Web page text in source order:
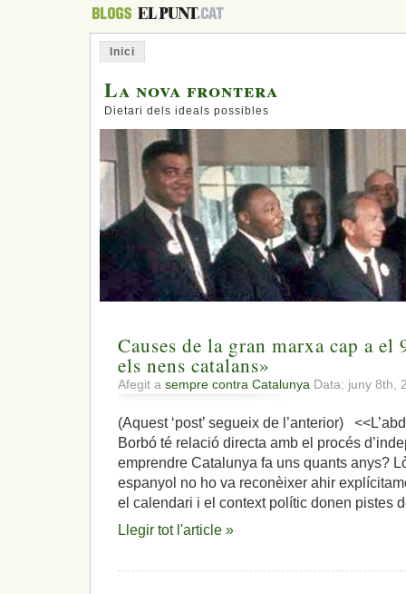
Inici
La nova frontera
Dietari dels ideals possibles
Causes de la gran marxa cap a
els nens catalans»
Afegit a sempre contra Catalunya Data: juny 8th,
(Aquest ‘post’ segueix de l’anterior)
Borbó té relació directa amb el procés
emprendre Catalunya fa uns quants anys?
espanyol no ho va reconèixer ahir
el calendari i el context polític donen pistes
Llegir tot l'article »